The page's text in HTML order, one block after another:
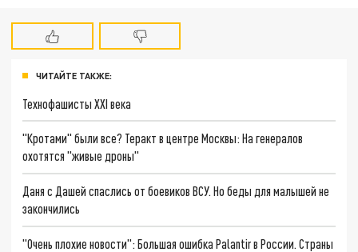
ЧИТАЙТЕ ТАКЖЕ:
Технофашисты XXI века
"Кротами" были все? Теракт в центре Москвы: На генералов
охотятся "живые дроны"
Даня с Дашей спаслись от боевиков ВСУ. Но беды для малышей не
закончились
"Очень плохие новости": Большая ошибка Palantir в России. Страны